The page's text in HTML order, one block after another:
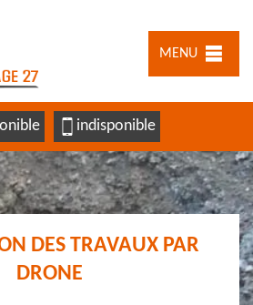
MENU
indisponible
DES TRAVAUX PAR
DRONE